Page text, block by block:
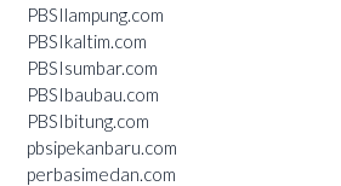
PBSIlampung.com
PBSIkaltim.com
PBSIsumbar.com
PBSIbaubau.com
PBSIbitung.com
pbsipekanbaru.com
perbasimedan.com